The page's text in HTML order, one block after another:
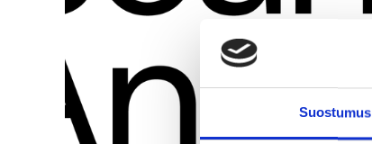
Suostumus